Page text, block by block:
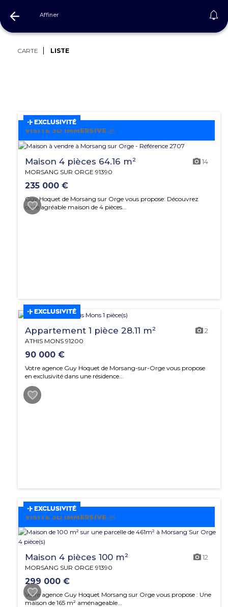
Immobilier Essonne
Affiner
CARTE LISTE
EXCLUSIVITÉ
VISITE 3D IMMERSIVE
Maison 4 pièces 64.16 m² 14
MORSANG SUR ORGE 91390
235 000 €
Guy Hoquet de Morsang sur Orge vous propose: Découvrez
cette agréable maison de 4 pièces...
EXCLUSIVITÉ
Appartement 1 pièce 28.11 m² 2
ATHIS MONS 91200
90 000 €
Votre agence Guy Hoquet de Morsang-sur-Orge vous propose
en exclusivité dans une résidence...
EXCLUSIVITÉ
VISITE 3D IMMERSIVE
Maison 4 pièces 100 m² 12
MORSANG SUR ORGE 91390
299 000 €
Votre agence Guy Hoquet Morsang sur Orge vous propose : Une
maison de 165 m² aménageable...